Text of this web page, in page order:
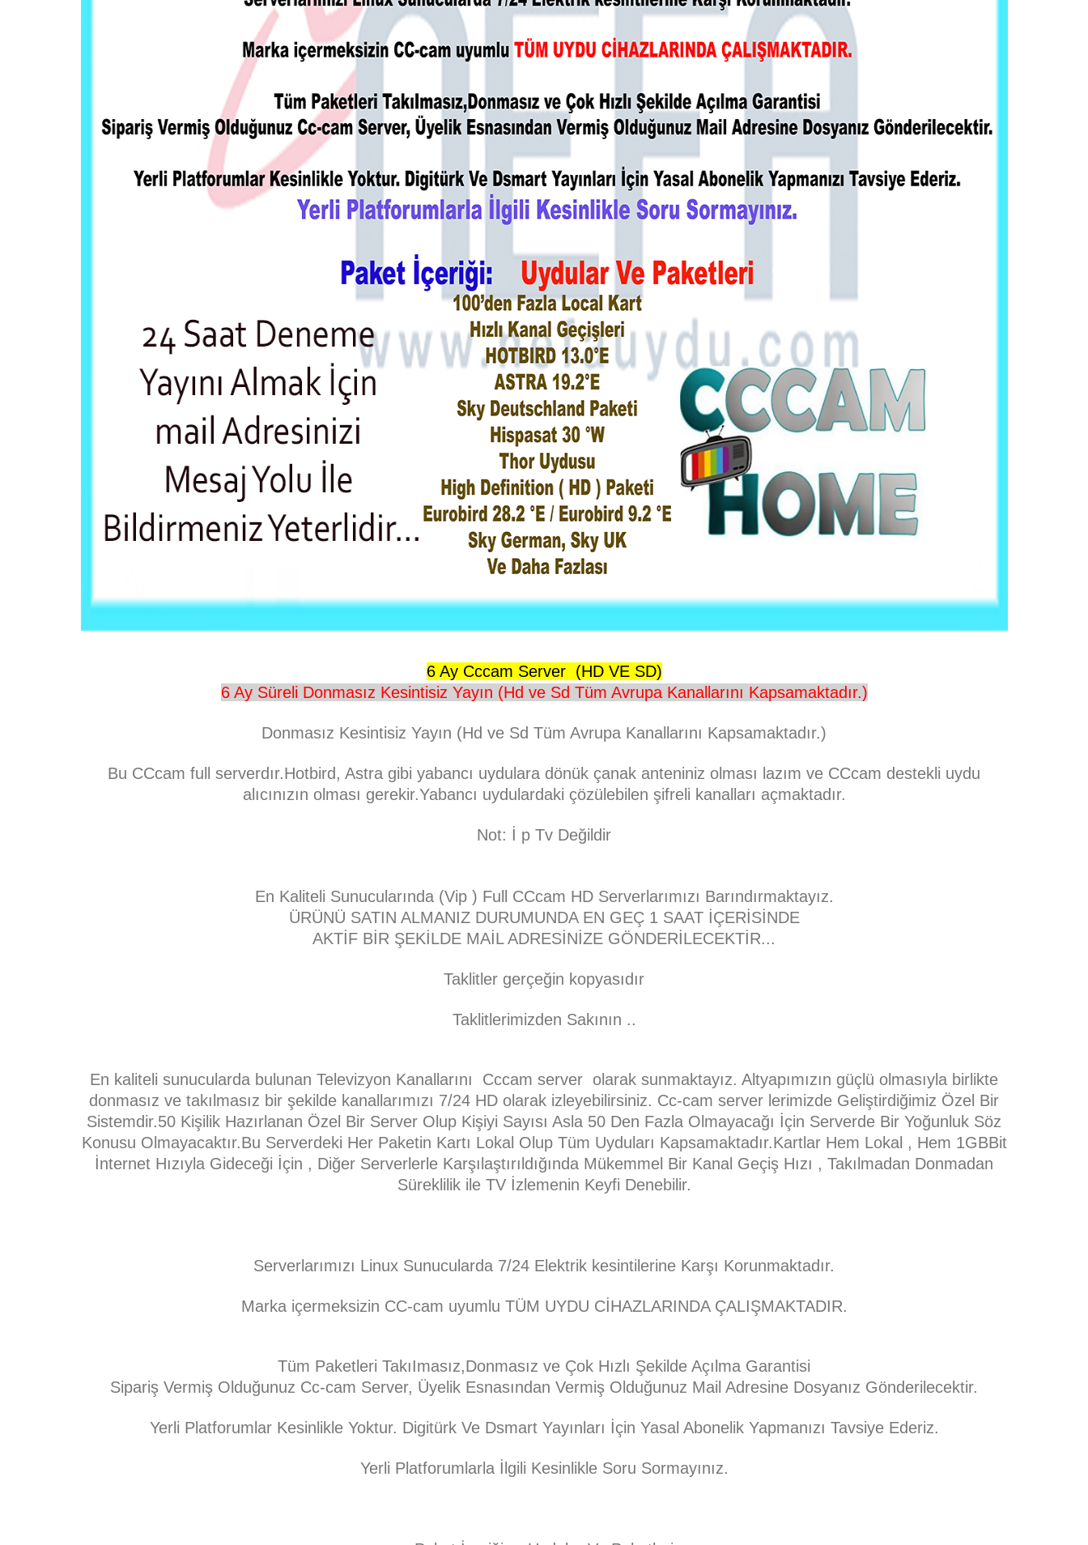
6 Ay Cccam Server (HD VE SD)
6 Ay Süreli Donmasız Kesintisiz Yayın (Hd ve Sd Tüm Avrupa Kanallarını Kapsamaktadır.)
Donmasız Kesintisiz Yayın (Hd ve Sd Tüm Avrupa Kanallarını Kapsamaktadır.)
Bu CCcam full serverdır.Hotbird, Astra gibi yabancı uydulara dönük çanak anteniniz olması lazım ve CCcam destekli uydu
alıcınızın olması gerekir.Yabancı uydulardaki çözülebilen şifreli kanalları açmaktadır.
Not: İ p Tv Değildir
En Kaliteli Sunucularında (Vip ) Full CCcam HD Serverlarımızı Barındırmaktayız.
ÜRÜNÜ SATIN ALMANIZ DURUMUNDA EN GEÇ 1 SAAT İÇERİSİNDE
AKTİF BİR ŞEKİLDE MAİL ADRESİNİZE GÖNDERİLECEKTİR...
Taklitler gerçeğin kopyasıdır
Taklitlerimizden Sakının ..
En kaliteli sunucularda bulunan Televizyon Kanallarını Cccam server olarak sunmaktayız. Altyapımızın güçlü olmasıyla birlikte
donmasız ve takılmasız bir şekilde kanallarımızı 7/24 HD olarak izleyebilirsiniz. Cc-cam server lerimizde Geliştirdiğimiz Özel Bir
Sistemdir.50 Kişilik Hazırlanan Özel Bir Server Olup Kişiyi Sayısı Asla 50 Den Fazla Olmayacağı İçin Serverde Bir Yoğunluk Söz
Konusu Olmayacaktır.Bu Serverdeki Her Paketin Kartı Lokal Olup Tüm Uyduları Kapsamaktadır.Kartlar Hem Lokal , Hem 1GBBit
İnternet Hızıyla Gideceği İçin , Diğer Serverlerle Karşılaştırıldığında Mükemmel Bir Kanal Geçiş Hızı , Takılmadan Donmadan
Süreklilik ile TV İzlemenin Keyfi Denebilir.
Serverlarımızı Linux Sunucularda 7/24 Elektrik kesintilerine Karşı Korunmaktadır.
Marka içermeksizin CC-cam uyumlu TÜM UYDU CİHAZLARINDA ÇALIŞMAKTADIR.
Tüm Paketleri TakıImasız,Donmasız ve Çok Hızlı Şekilde Açılma Garantisi
Sipariş Vermiş Olduğunuz Cc-cam Server, Üyelik Esnasından Vermiş Olduğunuz Mail Adresine Dosyanız Gönderilecektir.
Yerli Platforumlar Kesinlikle Yoktur. Digitürk Ve Dsmart Yayınları İçin Yasal Abonelik Yapmanızı Tavsiye Ederiz.
Yerli Platforumlarla İlgili Kesinlikle Soru Sormayınız.